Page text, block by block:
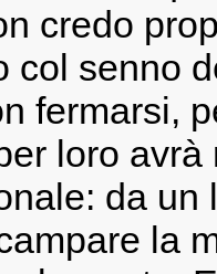
credo
col senno
fermarsi,
loro
da un
la